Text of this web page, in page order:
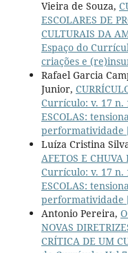
Vieira de Souza,
ESCOLARES DE
CULTURAIS DA
Espaço do
criações e
Rafael Garcia
Junior,
Currículo: v. 17 n.
ESCOLAS:
performatividade
Luíza Cristina
AFETOS E CHUVA
Currículo: v. 17 n.
ESCOLAS:
performatividade
Antonio Pereira,
NOVAS
CRÍTICA DE UM